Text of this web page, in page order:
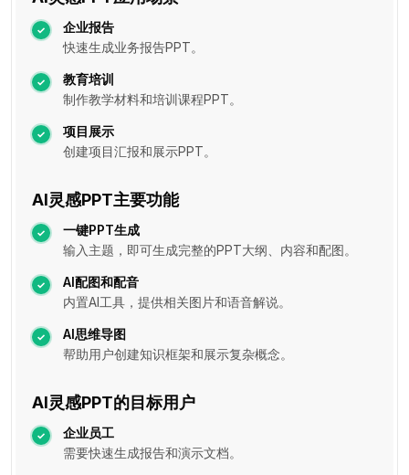
企业报告
快速生成业务报告PPT。
教育培训
制作教学材料和培训课程PPT。
项目展示
创建项目汇报和展示PPT。
AI灵感PPT主要功能
一键PPT生成
输入主题，即可生成完整的PPT大纲、内容和配图。
AI配图和配音
内置AI工具，提供相关图片和语音解说。
AI思维导图
帮助用户创建知识框架和展示复杂概念。
AI灵感PPT的目标用户
企业员工
需要快速生成报告和演示文档。